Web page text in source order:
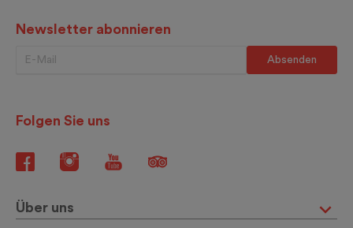
Newsletter abonnieren
Folgen Sie uns
Über uns